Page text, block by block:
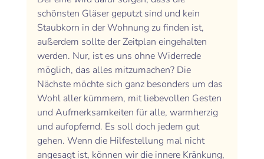
schönsten Gläser geputzt sind und kein
Staubkorn in der Wohnung zu finden ist,
außerdem sollte der Zeitplan eingehalten
werden. Nur, ist es uns ohne Widerrede
möglich, das alles mitzumachen? Die
Nächste möchte sich ganz besonders um das
Wohl aller kümmern, mit liebevollen Gesten
und Aufmerksamkeiten für alle, warmherzig
und aufopfernd. Es soll doch jedem gut
gehen. Wenn die Hilfestellung mal nicht
angesagt ist, können wir die innere Kränkung,